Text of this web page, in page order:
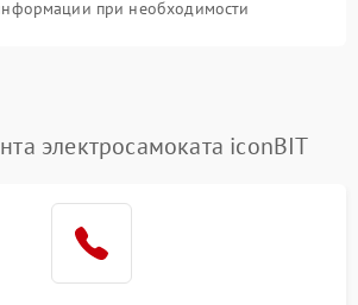
при необходимости
электросамоката iconBIT